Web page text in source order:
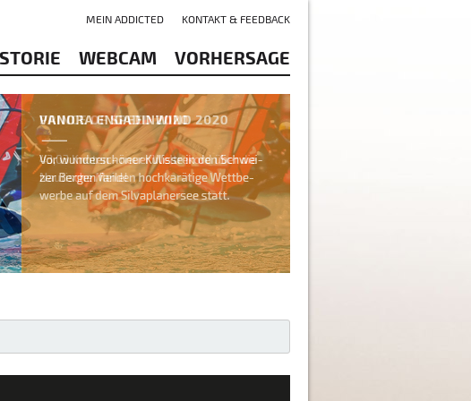
WEBCAM VORHERSAGE
MEIN ADDICTED KONTAKT & FEEDBACK